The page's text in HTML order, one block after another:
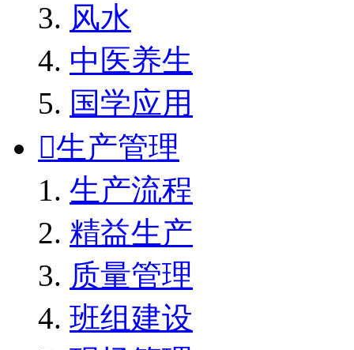
风水
中医养生
国学应用
生产管理
生产流程
精益生产
质量管理
班组建设